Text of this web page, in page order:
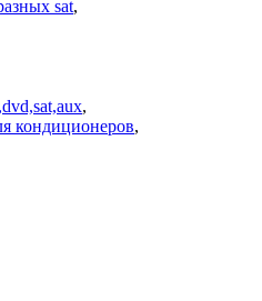
sat,
,
кондиционеров,